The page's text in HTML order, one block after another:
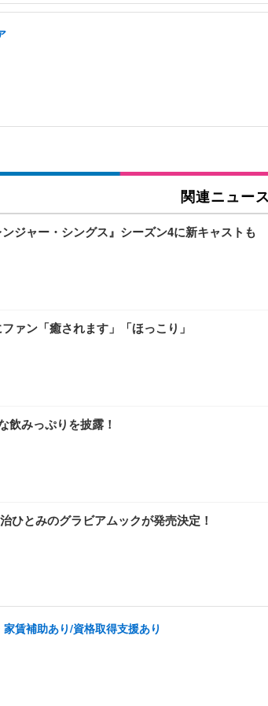
関連ニュース
ジャー・シングス』シーズン4に新キャストも
ァン「癒されます」「ほっこり」
飲みっぷりを披露！
ひとみのグラビアムックが発売決定！
賃補助あり/資格取得支援あり